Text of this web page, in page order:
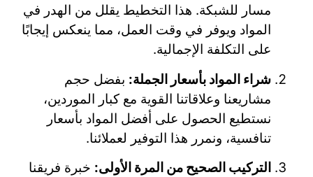
مسار للشبكة. هذا التخطيط يقلل من الهدر في
المواد ويوفر في وقت العمل، مما ينعكس إيجابًا
على التكلفة الإجمالية.
شراء المواد بأسعار الجملة: بفضل حجم
مشاريعنا وعلاقاتنا القوية مع كبار الموردين،
نستطيع الحصول على أفضل المواد بأسعار
تنافسية، ونمرر هذا التوفير لعملائنا.
التركيب الصحيح من المرة الأولى: خبرة فريقنا